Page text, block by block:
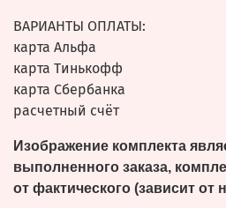
ВАРИАНТЫ ОПЛАТЫ:
карта Альфа
карта Тинькофф
карта Сбербанка
расчетный счёт
Изображение комплекта
выполненного заказа,
от фактического (зависит от